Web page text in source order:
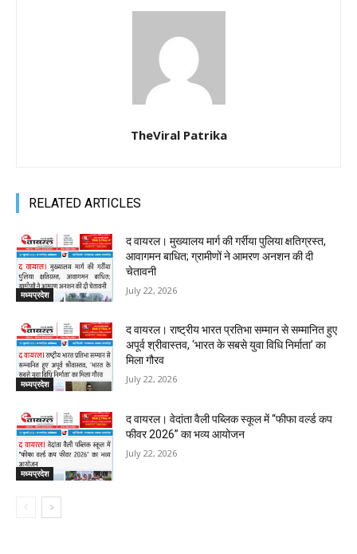
TheViral Patrika
RELATED ARTICLES
मध्यप्रदेश
द वायरल। मुख्यालय मार्ग की गर्रीया पुलिया क्षतिग्रस्त,
आवागमन बाधित; ग्रामीणों ने आमरण अनशन की दी
चेतावनी
July 22, 2026
मध्यप्रदेश
द वायरल। राष्ट्रीय भारत प्रतिभा सम्मान से सम्मानित हुए
अपूर्व श्रीवास्तव, ‘भारत के सबसे युवा विधि निर्माता’ का
मिला गौरव
July 22, 2026
मध्यप्रदेश
द वायरल। वेदांता वैली पब्लिक स्कूल में “फीफा वर्ल्ड कप
फीवर 2026” का भव्य आयोजन
July 22, 2026